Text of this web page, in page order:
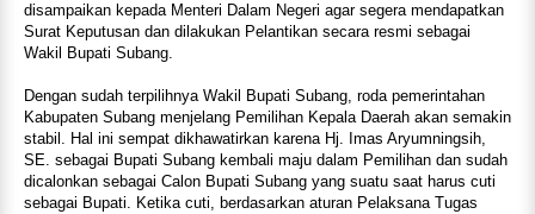
disampaikan kepada Menteri Dalam Negeri agar segera mendapatkan
Surat Keputusan dan dilakukan Pelantikan secara resmi sebagai
Wakil Bupati Subang.
Dengan sudah terpilihnya Wakil Bupati Subang, roda pemerintahan
Kabupaten Subang menjelang Pemilihan Kepala Daerah akan semakin
stabil. Hal ini sempat dikhawatirkan karena Hj. Imas Aryumningsih,
SE. sebagai Bupati Subang kembali maju dalam Pemilihan dan sudah
dicalonkan sebagai Calon Bupati Subang yang suatu saat harus cuti
sebagai Bupati. Ketika cuti, berdasarkan aturan Pelaksana Tugas